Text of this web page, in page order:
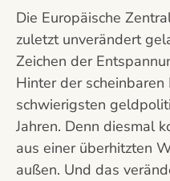
Die Europäische
zuletzt unverändert
Zeichen der
Hinter der
schwierigsten
Jahren. Denn diesmal
aus einer überhitzten
außen. Und das